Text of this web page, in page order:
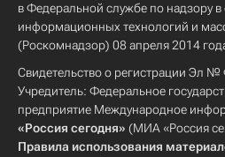
в Федеральной службе по надзору в
информационных технологий и
(Роскомнадзор) 08 апреля 2014
Свидетельство о регистрации Эл
Учредитель: Федеральное
предприятие Международное
«Россия сегодня» (МИА «Россия
Правила использования